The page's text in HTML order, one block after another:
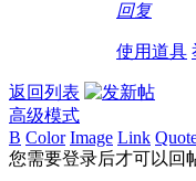
回复
使用道具
返回列表
高级模式
B Color Image Link
您需要登录后才可以回